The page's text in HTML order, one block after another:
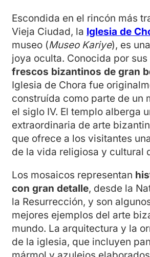
Escondida en el rincón más
Vieja Ciudad, la Iglesia de
museo (Museo Kariye), es
joya oculta. Conocida por sus
frescos bizantinos de gran
Iglesia de Chora fue
construída como parte de un
el siglo IV. El templo alberga
extraordinaria de arte
que ofrece a los visitantes
de la vida religiosa y cultural
Los mosaicos representan
con gran detalle, desde la
la Resurrección, y son
mejores ejemplos del arte
mundo. La arquitectura y la
de la iglesia, que incluyen